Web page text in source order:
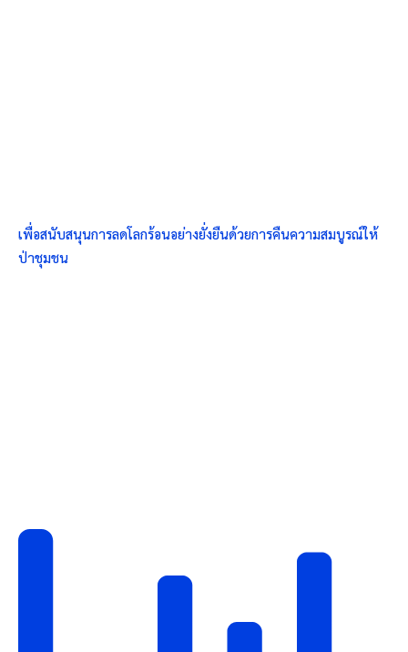
เพื่อสนับสนุนการลดโลกร้อนอย่างยั่งยืนด้วยการคืนความสมบูรณ์ให้
ป่าชุมชน